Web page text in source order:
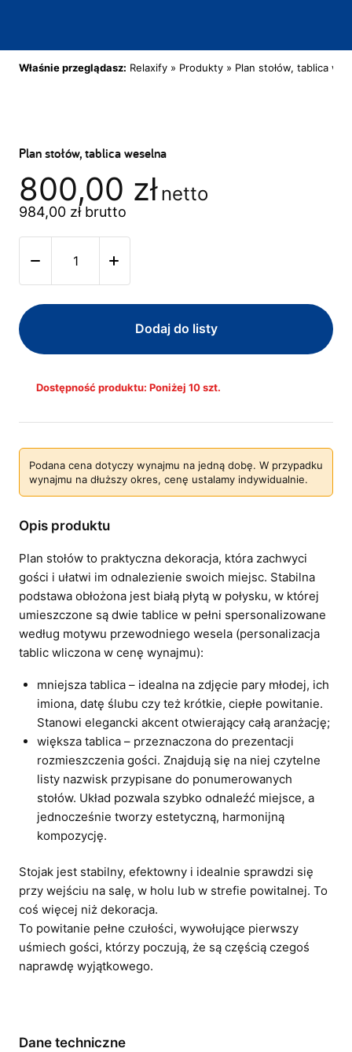
Właśnie przeglądasz: Relaxify » Produkty » Plan stołów, tablica
Plan stołów, tablica weselna
800,00 zł netto
984,00 złbrutto
Dodaj do listy
Dostępność produktu: Poniżej 10 szt.
Podana cena dotyczy wynajmu na jedną dobę. W przypadku
wynajmu na dłuższy okres, cenę ustalamy indywidualnie.
Opis produktu
Plan stołów to praktyczna dekoracja, która zachwyci
gości i ułatwi im odnalezienie swoich miejsc. Stabilna
podstawa obłożona jest białą płytą w połysku, w której
umieszczone są dwie tablice w pełni spersonalizowane
według motywu przewodniego wesela (personalizacja
tablic wliczona w cenę wynajmu):
mniejsza tablica – idealna na zdjęcie pary młodej, ich
imiona, datę ślubu czy też krótkie, ciepłe powitanie.
Stanowi elegancki akcent otwierający całą aranżację;
większa tablica – przeznaczona do prezentacji
rozmieszczenia gości. Znajdują się na niej czytelne
listy nazwisk przypisane do ponumerowanych
stołów. Układ pozwala szybko odnaleźć miejsce, a
jednocześnie tworzy estetyczną, harmonijną
kompozycję.
Stojak jest stabilny, efektowny i idealnie sprawdzi się
przy wejściu na salę, w holu lub w strefie powitalnej. To
coś więcej niż dekoracja.
To powitanie pełne czułości, wywołujące pierwszy
uśmiech gości, którzy poczują, że są częścią czegoś
naprawdę wyjątkowego.
Dane techniczne